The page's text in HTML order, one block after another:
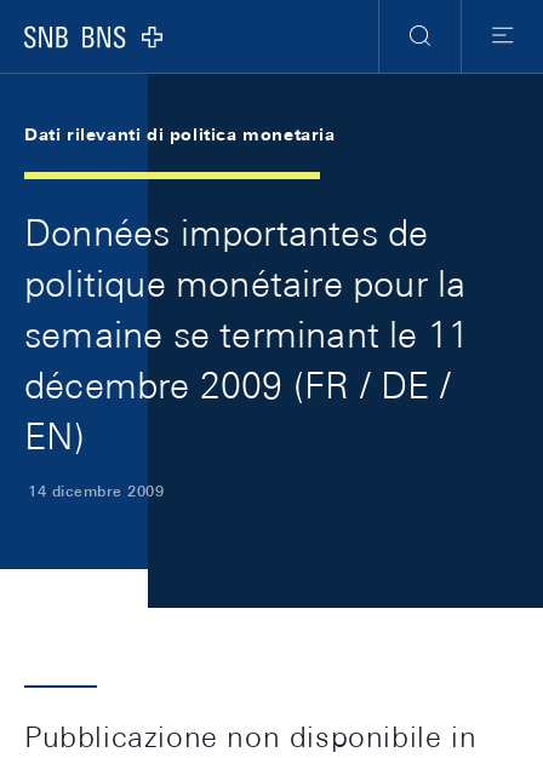
Logo
Ricerca
Menu
Dati rilevanti di politica monetaria
Données importantes de
politique monétaire pour la
semaine se terminant le 11
décembre 2009 (FR / DE /
EN)
14 dicembre 2009
Pubblicazione non disponibile in